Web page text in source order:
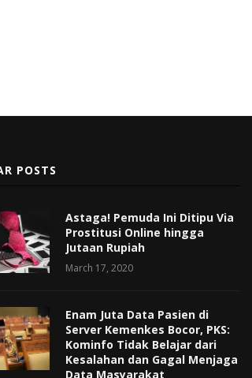
POSTS
Astaga! Pemuda Ini Ditipu Via
Prostitusi Online hingga
Jutaan Rupiah
March 17, 2020
Enam Juta Data Pasien di
Server Kemenkes Bocor, PKS:
Kominfo Tidak Belajar dari
Kesalahan dan Gagal Menjaga
Data Masyarakat